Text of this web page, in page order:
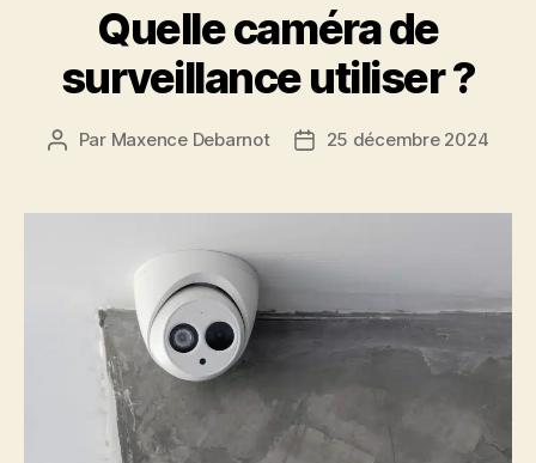
Quelle caméra de
surveillance utiliser ?
Auteur
Par Maxence Debarnot
Date25 décembre 2024